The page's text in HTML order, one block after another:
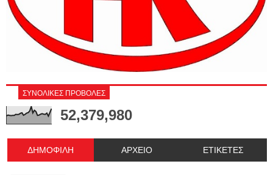
ΣΥΝΟΛΙΚΕΣ ΠΡΟΒΟΛΕΣ
52,379,980
ΔΗΜΟΦΙΛΗ ΑΡΧΕΙΟ ΕΤΙΚΕΤΕΣ